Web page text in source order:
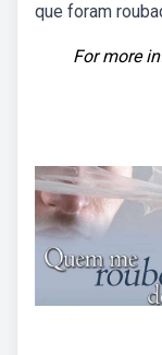
que foram
For more